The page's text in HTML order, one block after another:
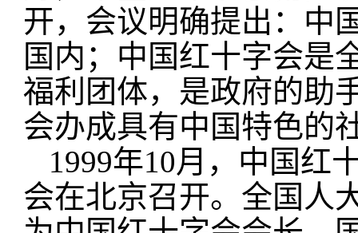
开，会议明确提出：中
国内；中国红十字会是
福利团体，是政府的助
会办成具有中国特色的
1999年10月，中国红
会在北京召开。全国人